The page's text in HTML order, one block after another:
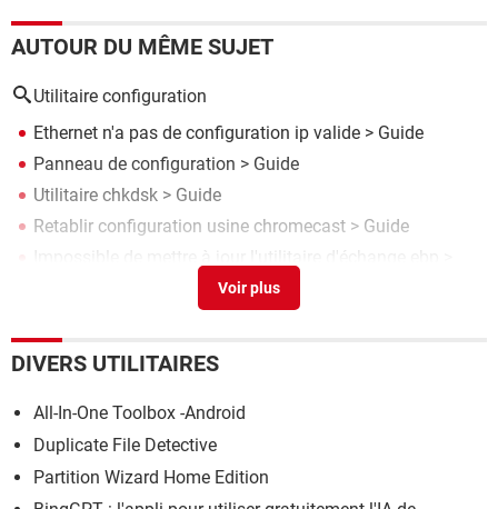
AUTOUR DU MÊME SUJET
Utilitaire configuration
Ethernet n'a pas de configuration ip valide > Guide
Panneau de configuration > Guide
Utilitaire chkdsk > Guide
Retablir configuration usine chromecast > Guide
Impossible de mettre à jour l'utilitaire d'échange ebp
Forum compta / gestion
DIVERS UTILITAIRES
All-In-One Toolbox -Android
Duplicate File Detective
Partition Wizard Home Edition